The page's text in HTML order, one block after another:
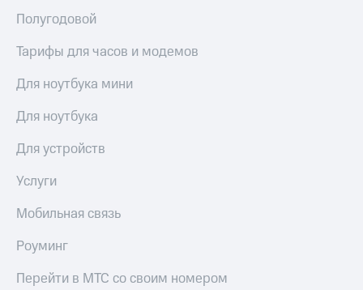
Полугодовой
Тарифы для часов и модемов
Для ноутбука мини
Для ноутбука
Для устройств
Услуги
Мобильная связь
Роуминг
Перейти в МТС со своим номером